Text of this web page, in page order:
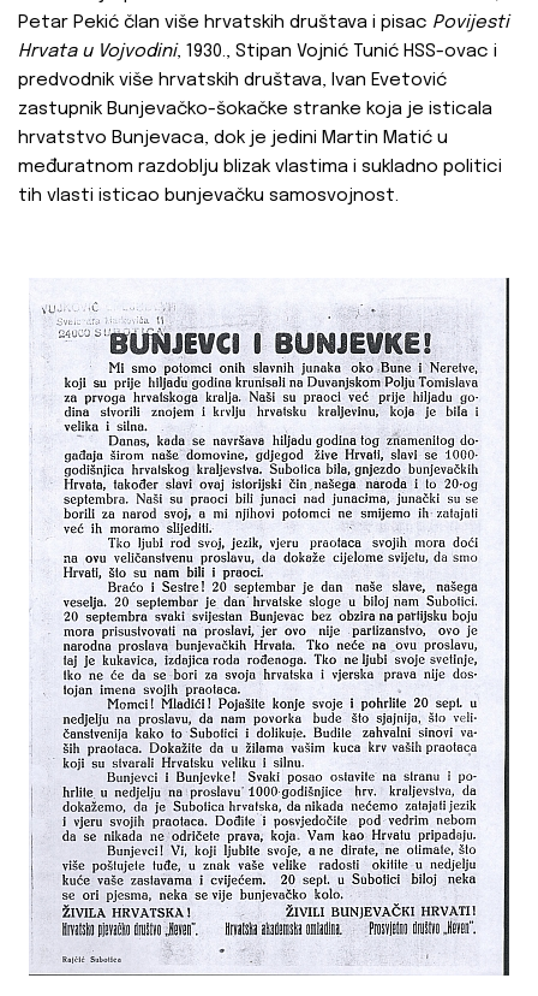
Petar Pekić član više hrvatskih društava i pisac Povijesti
Hrvata u Vojvodini, 1930., Stipan Vojnić Tunić HSS-ovac i
predvodnik više hrvatskih društava, Ivan Evetović
zastupnik Bunjevačko-šokačke stranke koja je isticala
hrvatstvo Bunjevaca, dok je jedini Martin Matić u
međuratnom razdoblju blizak vlastima i sukladno politici
tih vlasti isticao bunjevačku samosvojnost.